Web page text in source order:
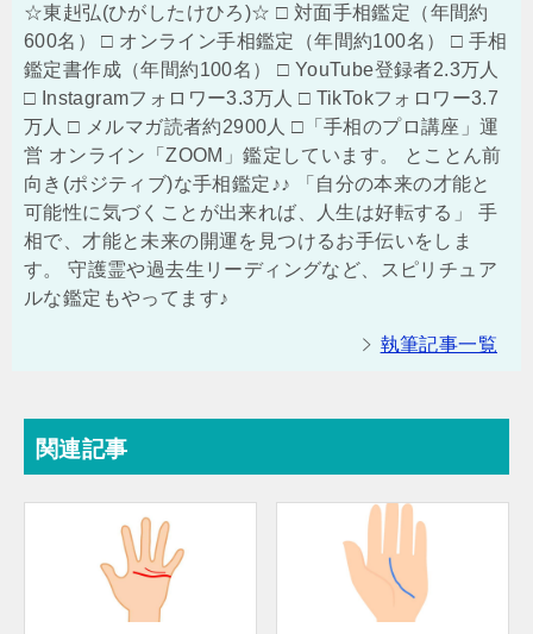
☆東赳弘(ひがしたけひろ)☆ □ 対面手相鑑定（年間約
600名） □ オンライン手相鑑定（年間約100名） □ 手相
鑑定書作成（年間約100名） □ YouTube登録者2.3万人
□ Instagramフォロワー3.3万人 □ TikTokフォロワー3.7
万人 □ メルマガ読者約2900人 □「手相のプロ講座」運
営 オンライン「ZOOM」鑑定しています。 とことん前
向き(ポジティブ)な手相鑑定♪♪ 「自分の本来の才能と
可能性に気づくことが出来れば、人生は好転する」 手
相で、才能と未来の開運を見つけるお手伝いをしま
す。 守護霊や過去生リーディングなど、スピリチュア
ルな鑑定もやってます♪
執筆記事一覧
関連記事